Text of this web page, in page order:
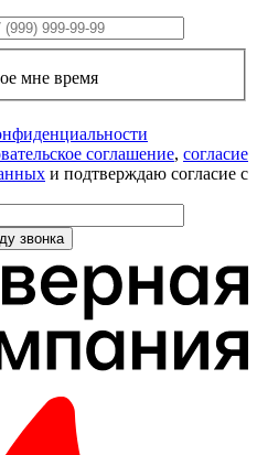
мне время
соглашение, согласие
и подтверждаю согласие с
звонка